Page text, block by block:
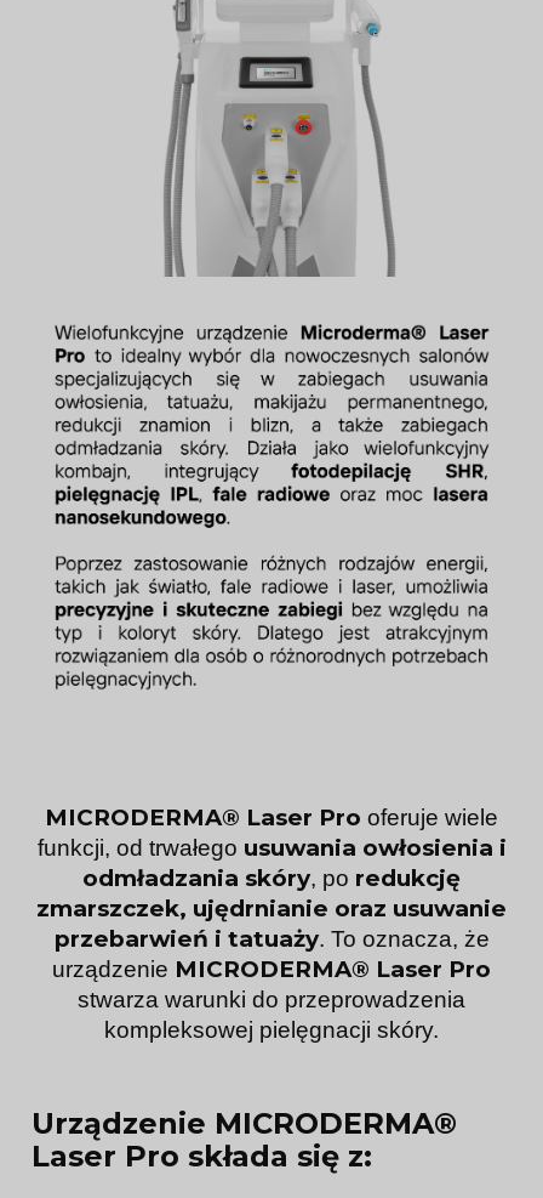
MICRODERMA® Laser Pro oferuje wiele
funkcji, od trwałego usuwania owłosienia i
odmładzania skóry, po redukcję
zmarszczek, ujędrnianie oraz usuwanie
przebarwień i tatuaży. To oznacza, że
urządzenie MICRODERMA® Laser Pro
stwarza warunki do przeprowadzenia
kompleksowej pielęgnacji skóry.
Urządzenie MICRODERMA®
Laser Pro składa się z: